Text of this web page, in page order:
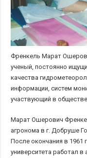
Френкель Марат
ученый, постоянно
качества
информации, систем
участвующий в
Марат Ошерович
агронома в г. Добруше
После окончания в 1961
университета работал